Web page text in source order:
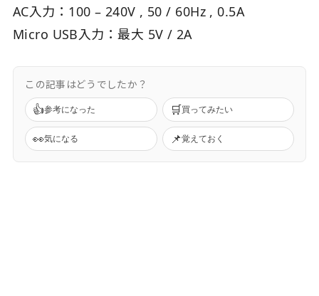
AC入力：100 – 240V , 50 / 60Hz , 0.5A
Micro USB入力：最大 5V / 2A
この記事はどうでしたか？
👍参考になった 🛒 買ってみたい
👀気になる 📌覚えておく